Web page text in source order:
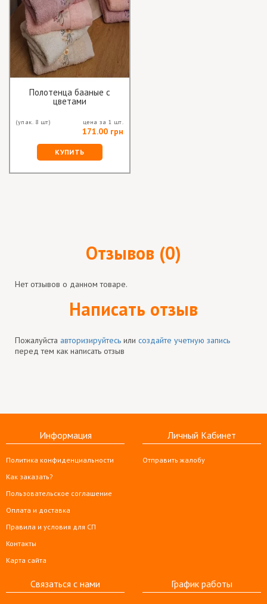
Полотенца бааные с
цветами
(упак. 8 шт) цена за 1 шт.
171.00 грн
КУПИТЬ
Отзывов (0)
Нет отзывов о данном товаре.
Написать отзыв
Пожалуйста авторизируйтесь или создайте учетную запись
перед тем как написать отзыв
Информация
Политика конфиденциальности
Как заказать?
Пользовательское соглашение
Оплата и доставка
Правила и условия для СП
Контакты
Карта сайта
Личный Кабинет
Отправить жалобу
Связаться с нами График работы